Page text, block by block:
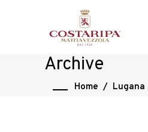
Archive
Home / Lugana